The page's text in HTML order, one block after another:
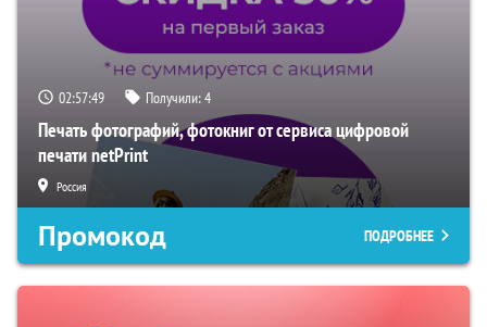
02:57:49 Получили:4
Печать фотографий, фотокниг от сервиса цифровой
печати netPrint
Россия
Промокод ПОДРОБНЕЕ